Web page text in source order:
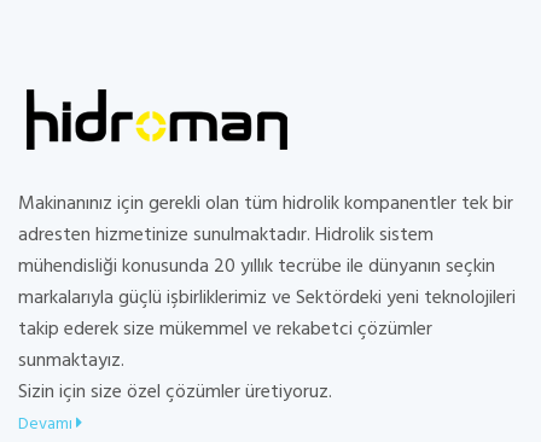
Makinanınız için gerekli olan tüm hidrolik kompanentler tek bir
adresten hizmetinize sunulmaktadır. Hidrolik sistem
mühendisliği konusunda 20 yıllık tecrübe ile dünyanın seçkin
markalarıyla güçlü işbirliklerimiz ve Sektördeki yeni teknolojileri
takip ederek size mükemmel ve rekabetci çözümler
sunmaktayız.
Sizin için size özel çözümler üretiyoruz.
Devamı